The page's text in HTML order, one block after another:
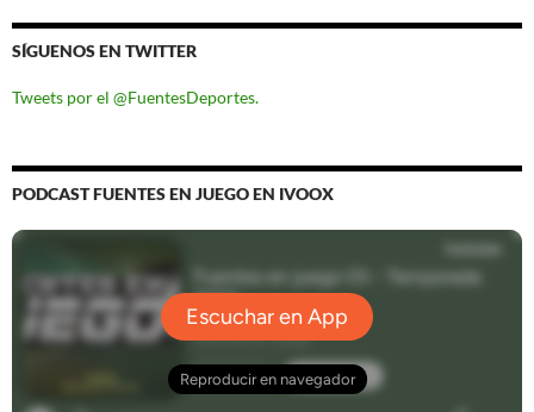
SÍGUENOS EN TWITTER
Tweets por el @FuentesDeportes.
PODCAST FUENTES EN JUEGO EN IVOOX